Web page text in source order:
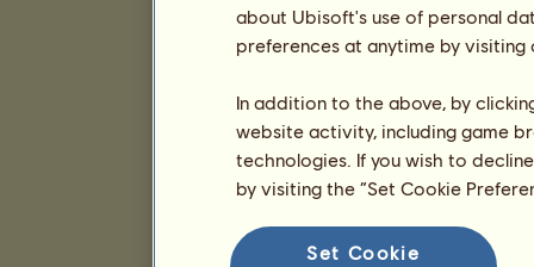
about Ubisoft's use of personal
preferences at anytime by
In addition to the above, by
website activity, including game
technologies. If you wish to
by visiting the “Set Cookie
Set Cookie